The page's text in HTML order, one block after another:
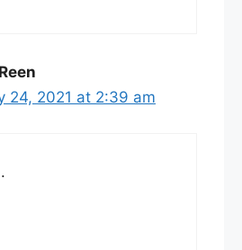
24, 2021 at 2:39 am